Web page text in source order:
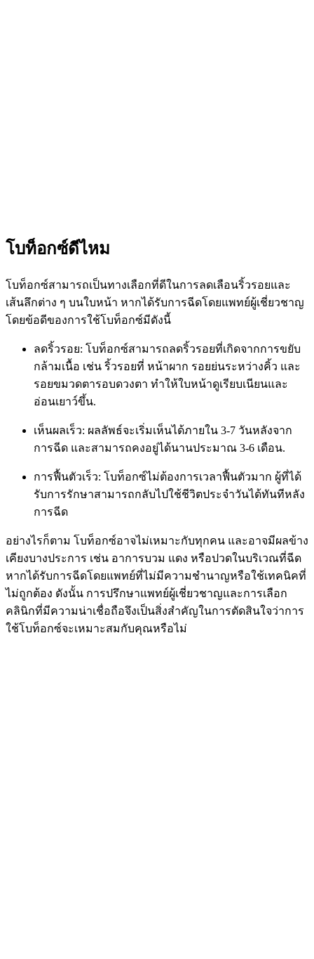
โบท็อกซ์ดีไหม
โบท็อกซ์สามารถเป็นทางเลือกที่ดีในการลดเลือนริ้วรอยและ
เส้นลึกต่าง ๆ บนใบหน้า หากได้รับการฉีดโดยแพทย์ผู้เชี่ยวชาญ
โดยข้อดีของการใช้โบท็อกซ์มีดังนี้
ลดริ้วรอย: โบท็อกซ์สามารถลดริ้วรอยที่เกิดจากการขยับ
กล้ามเนื้อ เช่น ริ้วรอยที่ หน้าผาก รอยย่นระหว่างคิ้ว และ
รอยขมวดตารอบดวงตา ทำให้ใบหน้าดูเรียบเนียนและ
อ่อนเยาว์ขึ้น.
เห็นผลเร็ว: ผลลัพธ์จะเริ่มเห็นได้ภายใน 3-7 วันหลังจาก
การฉีด และสามารถคงอยู่ได้นานประมาณ 3-6 เดือน.
การฟื้นตัวเร็ว: โบท็อกซ์ไม่ต้องการเวลาฟื้นตัวมาก ผู้ที่ได้
รับการรักษาสามารถกลับไปใช้ชีวิตประจำวันได้ทันทีหลัง
การฉีด
อย่างไรก็ตาม โบท็อกซ์อาจไม่เหมาะกับทุกคน และอาจมีผลข้าง
เคียงบางประการ เช่น อาการบวม แดง หรือปวดในบริเวณที่ฉีด
หากได้รับการฉีดโดยแพทย์ที่ไม่มีความชำนาญหรือใช้เทคนิคที่
ไม่ถูกต้อง ดังนั้น การปรึกษาแพทย์ผู้เชี่ยวชาญและการเลือก
คลินิกที่มีความน่าเชื่อถือจึงเป็นสิ่งสำคัญในการตัดสินใจว่าการ
ใช้โบท็อกซ์จะเหมาะสมกับคุณหรือไม่